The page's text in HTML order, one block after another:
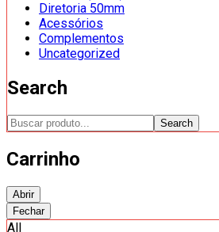
Diretoria 50mm
Acessórios
Complementos
Uncategorized
Search
Search
Carrinho
Abrir
Fechar
All